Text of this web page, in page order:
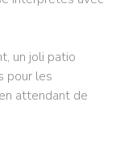
un joli patio
pour les
attendant de